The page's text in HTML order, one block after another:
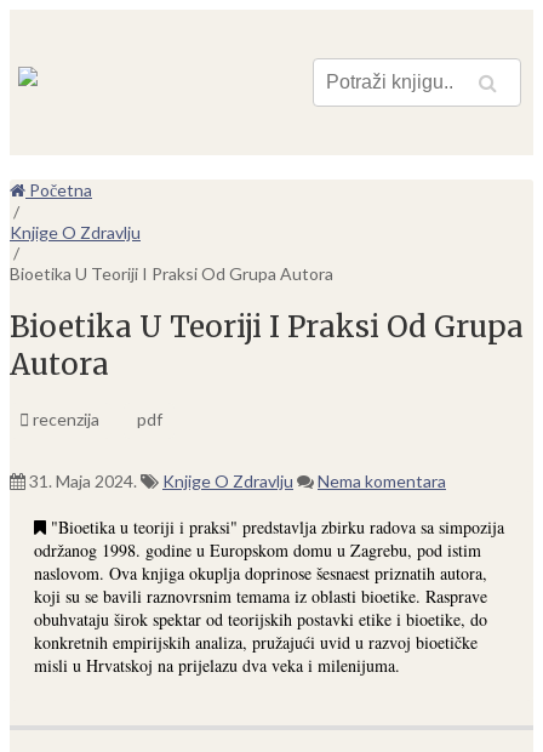
Pretraga
Početna
/
Knjige O Zdravlju
/
Bioetika U Teoriji I Praksi Od Grupa Autora
Bioetika U Teoriji I Praksi Od Grupa
Autora
recenzija pdf
31. Maja 2024. Knjige O Zdravlju Nema komentara
"Bioetika u teoriji i praksi" predstavlja zbirku radova sa simpozija
održanog 1998. godine u Europskom domu u Zagrebu, pod istim
naslovom. Ova knjiga okuplja doprinose šesnaest priznatih autora,
koji su se bavili raznovrsnim temama iz oblasti bioetike. Rasprave
obuhvataju širok spektar od teorijskih postavki etike i bioetike, do
konkretnih empirijskih analiza, pružajući uvid u razvoj bioetičke
misli u Hrvatskoj na prijelazu dva veka i milenijuma.